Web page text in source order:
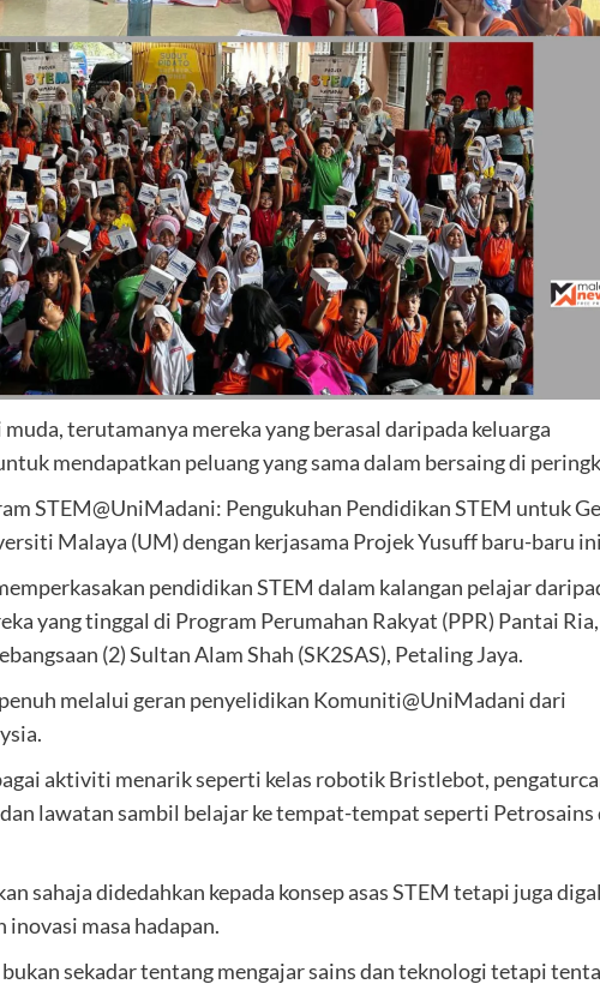
terutamanya mereka yang berasal daripada keluarga
mendapatkan peluang yang sama dalam bersaing di
STEM@UniMadani: Pengukuhan Pendidikan STEM untuk
Malaya (UM) dengan kerjasama Projek Yusuff baru-baru
pendidikan STEM dalam kalangan pelajar
yang tinggal di Program Perumahan Rakyat (PPR) Pantai
(2) Sultan Alam Shah (SK2SAS), Petaling Jaya.
melalui geran penyelidikan Komuniti@UniMadani dari
aktiviti menarik seperti kelas robotik Bristlebot,
lawatan sambil belajar ke tempat-tempat seperti Petrosains
sahaja didedahkan kepada konsep asas STEM tetapi juga
masa hadapan.
sekadar tentang mengajar sains dan teknologi tetapi